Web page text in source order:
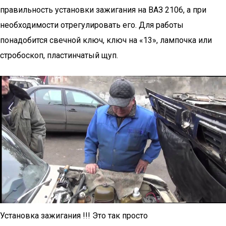
правильность установки зажигания на ВАЗ 2106, а при
необходимости отрегулировать его. Для работы
понадобится свечной ключ, ключ на «13», лампочка или
стробоскоп, пластинчатый щуп.
Установка зажигания !!! Это так просто